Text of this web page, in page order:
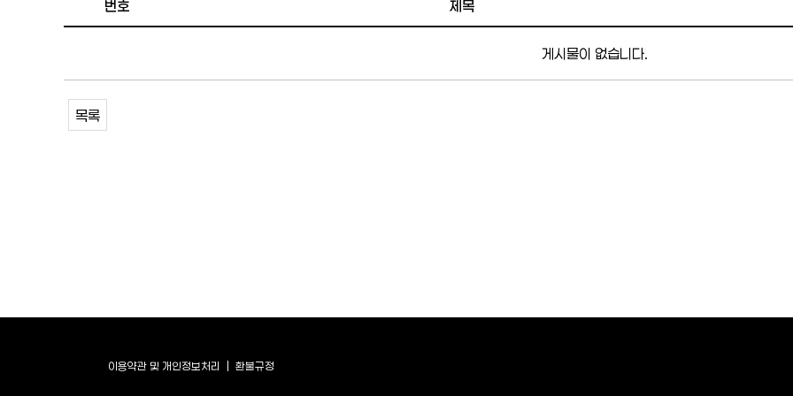
번호 제목
게시물이 없습니다.
목록
이용약관 및 개인정보처리 환불규정